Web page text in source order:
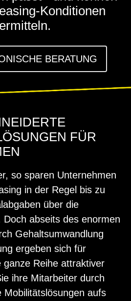
Konditionen
BERATUNG
FÜR
so sparen Unternehmen
in der Regel bis zu
über die
Doch abseits des enormen
Gehaltsumwandlung
ergeben sich für
ganze Reihe attraktiver
ihre Mitarbeiter durch
Mobilitätslösungen aufs